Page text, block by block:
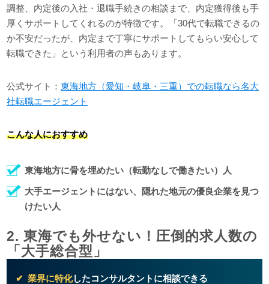
調整、内定後の入社・退職手続きの相談まで、内定獲得後も手
厚くサポートしてくれるのが特徴です。「30代で転職できるの
か不安だったが、内定まで丁寧にサポートしてもらい安心して
転職できた」という利用者の声もあります。
公式サイト：東海地方（愛知・岐阜・三重）での転職なら名大
社転職エージェント
こんな人におすすめ
東海地方に骨を埋めたい（転勤なしで働きたい）人
大手エージェントにはない、隠れた地元の優良企業を見つ
けたい人
2. 東海でも外せない！圧倒的求人数の
「大手総合型」
業界に特化したコンサルタントに相談できる